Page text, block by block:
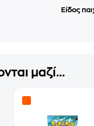
Είδος
μαζί...